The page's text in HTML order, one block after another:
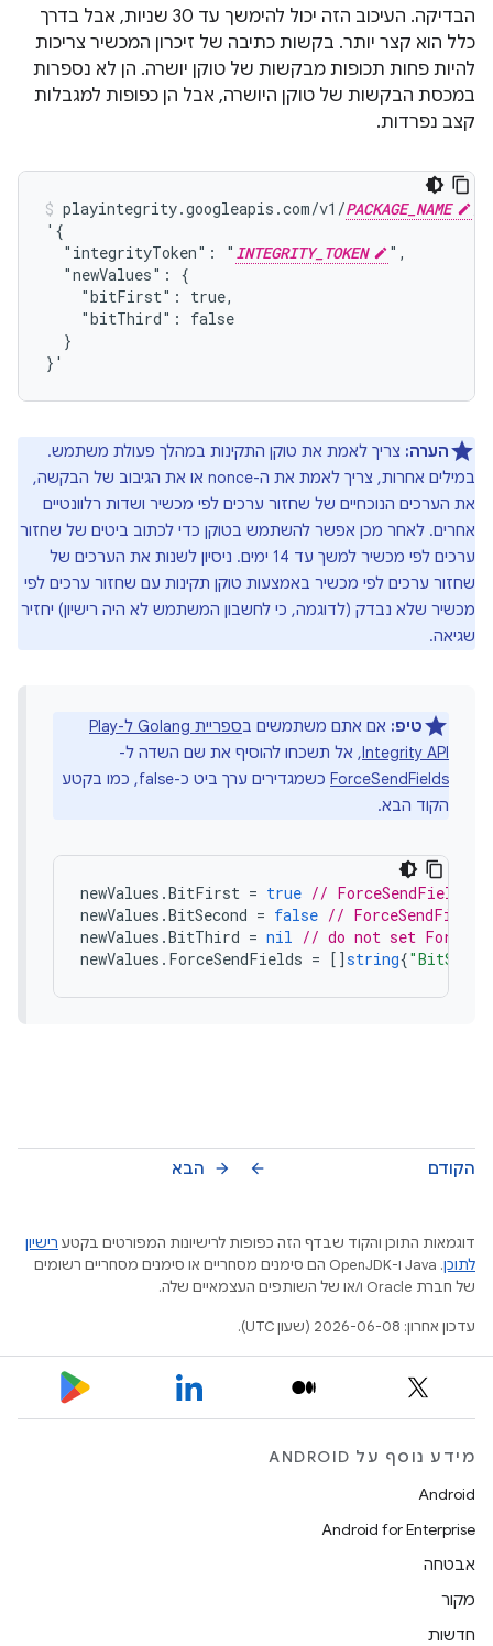
הבדיקה. העיכוב הזה יכול להימשך עד 30 שניות, אבל בדרך
כלל הוא קצר יותר. בקשות כתיבה של זיכרון המכשיר צריכות
להיות פחות תכופות מבקשות של טוקן יושרה. הן לא נספרות
במכסת הבקשות של טוקן היושרה, אבל הן כפופות למגבלות
קצב נפרדות.
playintegrity.googleapis.com/v1/PACKAGE_NAME
'{
  "integrityToken": "
INTEGRITY_TOKEN
",
  "newValues": {
    "bitFirst": true,
    "bitThird": false
  }
}'
הערה: צריך לאמת את טוקן התקינות במהלך פעולת משתמש.
במילים אחרות, צריך לאמת את ה-nonce או את הגיבוב של הבקשה,
את הערכים הנוכחיים של שחזור ערכים לפי מכשיר ושדות רלוונטיים
אחרים. לאחר מכן אפשר להשתמש בטוקן כדי לכתוב ביטים של שחזור
ערכים לפי מכשיר למשך עד 14 ימים. ניסיון לשנות את הערכים של
שחזור ערכים לפי מכשיר באמצעות טוקן תקינות עם שחזור ערכים לפי
מכשיר שלא נבדק (לדוגמה, כי לחשבון המשתמש לא היה רישיון) יחזיר
שגיאה.
טיפ: אם אתם משתמשים ב
ספריית Golang ל-Play
Integrity API, אל תשכחו להוסיף את שם השדה ל-
ForceSendFields
כשמגדירים ערך ביט כ-false, כמו בקטע
הקוד הבא.
newValues .BitFirst = true // ForceSendFields
newValues .BitSecond = false //
newValues .BitThird = nil // do not set
newValues . ForceSendFields = []string{
הקודם arrow_back הבא arrow_forward
דוגמאות התוכן והקוד שבדף הזה כפופות לרישיונות המפורטים בקטע רישיון
לתוכן
.‏ Java ו-OpenJDK הם סימנים מסחריים או סימנים מסחריים רשומים
של חברת Oracle ו/או של השותפים העצמאיים שלה.
עדכון אחרון: 2026-06-08 (שעון UTC).
מידע נוסף על ANDROID
Android
Android for Enterprise
אבטחה
מקור
חדשות